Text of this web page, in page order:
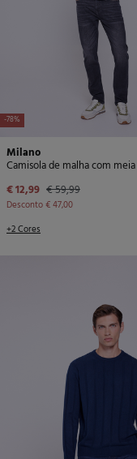
-78%
Milano
€ 12,99 € 59,99
Desconto€ 47,00
+2 Cores